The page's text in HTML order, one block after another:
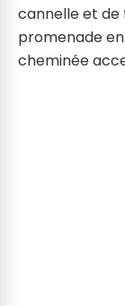
cannelle et de
promenade
cheminée